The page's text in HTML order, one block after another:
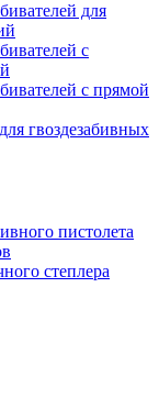
для
с
с прямой
гвоздезабивных
пистолета
степлера